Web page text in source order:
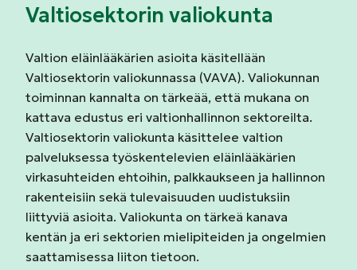
Valtiosektorin valiokunta
Valtion eläinlääkärien asioita käsitellään
Valtiosektorin valiokunnassa (VAVA). Valiokunnan
toiminnan kannalta on tärkeää, että mukana on
kattava edustus eri valtionhallinnon sektoreilta.
Valtiosektorin valiokunta käsittelee valtion
palveluksessa työskentelevien eläinlääkärien
virkasuhteiden ehtoihin, palkkaukseen ja hallinnon
rakenteisiin sekä tulevaisuuden uudistuksiin
liittyviä asioita. Valiokunta on tärkeä kanava
kentän ja eri sektorien mielipiteiden ja ongelmien
saattamisessa liiton tietoon.